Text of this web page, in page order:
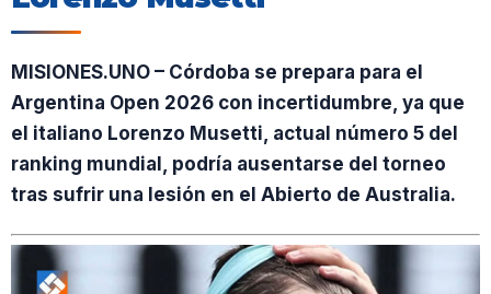
MISIONES.UNO – Córdoba se prepara para el
Argentina Open 2026 con incertidumbre, ya que
el italiano Lorenzo Musetti, actual número 5 del
ranking mundial, podría ausentarse del torneo
tras sufrir una lesión en el Abierto de Australia.